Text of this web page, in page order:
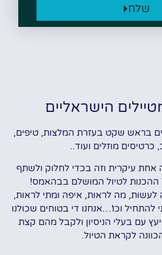
שלח
הישראליים
בראש שקט בעזרת המלצות, טיפים,
כרטיסים מוזלים ועוד..
עיקרית וזה בכדי לחלוק ולשתף
ההכנות לטיול המושלם בבהאמס!
לעשות, מה לראות, איפה ומתי לראות,
להתחיל וכו'…אנחנו די בטוחים שכולנו
עם בעלי הניסיון ולקבל מהם קצת
לקראת הטיול.